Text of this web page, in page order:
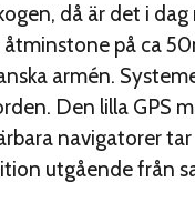
då är det i
på ca
armén.
Den lilla GPS
navigatorer
utgående från